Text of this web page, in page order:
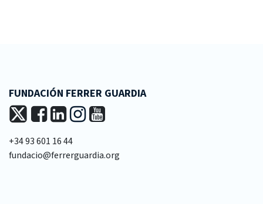
FUNDACIÓN FERRER GUARDIA
+34 93 601 16 44
fundacio@ferrerguardia.org